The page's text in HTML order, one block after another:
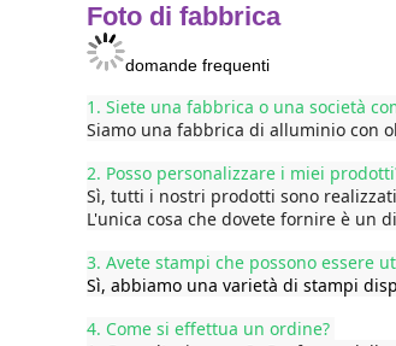
Foto di fabbrica
domande frequenti
1. Siete una fabbrica o una società
Siamo una fabbrica di alluminio con
2. Posso personalizzare i miei
Sì, tutti i nostri prodotti sono
L'unica cosa che dovete fornire è un
3. Avete stampi che possono essere
Sì, abbiamo una varietà di stampi
4. Come si effettua un ordine?